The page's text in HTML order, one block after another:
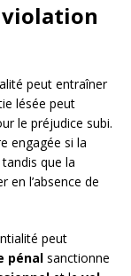
violation
peut entraîner
lésée peut
le préjudice subi.
engagée si la
que la
en l’absence de
peut
pénal sanctionne